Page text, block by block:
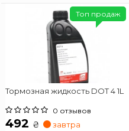
Тормозная жидкость DOT 4 1L
0 отзывов
492 ₴ завтра
Топ продаж